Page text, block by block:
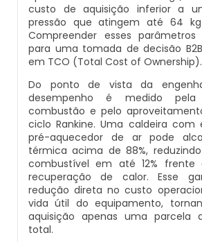
Caldeira Industrial
Caldeira Industrial A Gás
Caldeira Industrial A Lenha
Caldeira Industrial Preço
Caldeira Vertical
Caldeiraria De Fabricação E
Inspeção De Caldeiras
Inspeção De Integridade De
Inspeção De Integridade Em
Inspeção De Segurança
Inspeção De Segurança De
Inspeção De Segurança Em
Manutenção De Caldeiras A
Manutenção De Caldeiras E
Manutenção De Caldeiras Em
Manutenção De Caldeiras
Manutenção Em Caldeiras De
Manutenção Preventiva
Caldeira De Vapor
Caldeira De Vapor A Gás
Caldeira De Vapor A Venda
Caldeira De Vapor Eletrica
Caldeira Em Vapor
Caldeira Geradora De Vapor
Caldeira De Aquecimento
Caldeira Mural A Gás
Caldeira Mural A Gás Preço
Caldeira Mural A Gás Roca
Comprar Caldeira A Gás
Cotação De Caldeira A Gás
custo de aquisição inferior a
pressão que atingem até 64
Compreender esses parâmetros
para uma tomada de decisão
em TCO (Total Cost of Ownership).
Do ponto de vista da
desempenho é medido
combustão e pelo
ciclo Rankine. Uma caldeira com
pré-aquecedor de ar pode
térmica acima de 88%,
combustível em até 12% frente
recuperação de calor. Esse
redução direta no custo
vida útil do equipamento,
aquisição apenas uma parcela
total.